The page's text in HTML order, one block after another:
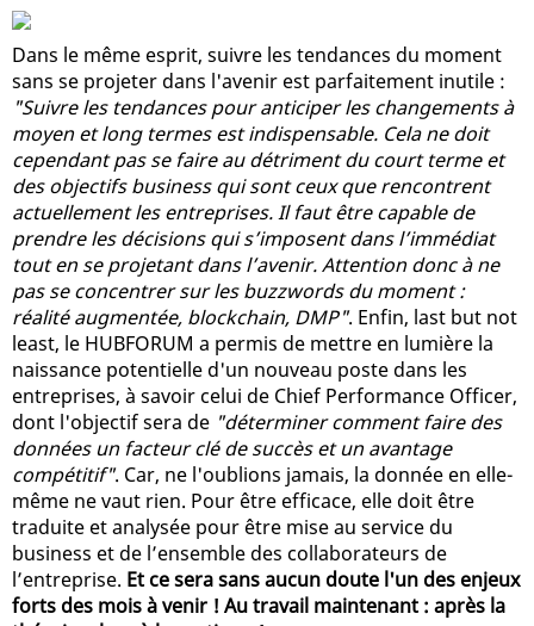
Dans le même esprit, suivre les tendances du moment
sans se projeter dans l'avenir est parfaitement inutile :
"Suivre les tendances pour anticiper les changements à
moyen et long termes est indispensable. Cela ne doit
cependant pas se faire au détriment du court terme et
des objectifs business qui sont ceux que rencontrent
actuellement les entreprises. Il faut être capable de
prendre les décisions qui s’imposent dans l’immédiat
tout en se projetant dans l’avenir. Attention donc à ne
pas se concentrer sur les buzzwords du moment :
réalité augmentée, blockchain, DMP". Enfin, last but not
least, le HUBFORUM a permis de mettre en lumière la
naissance potentielle d'un nouveau poste dans les
entreprises, à savoir celui de Chief Performance Officer,
dont l'objectif sera de "déterminer comment faire des
données un facteur clé de succès et un avantage
compétitif". Car, ne l'oublions jamais, la donnée en elle-
même ne vaut rien. Pour être efficace, elle doit être
traduite et analysée pour être mise au service du
business et de l’ensemble des collaborateurs de
l’entreprise. Et ce sera sans aucun doute l'un des enjeux
forts des mois à venir ! Au travail maintenant : après la